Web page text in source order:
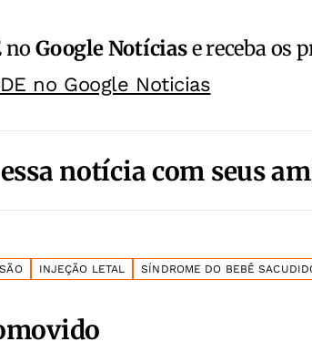
noGoogle Notíciase receba os
no Google Noticias
notícia com seus
INJEÇÃO LETAL SÍNDROME DO BEBÊ